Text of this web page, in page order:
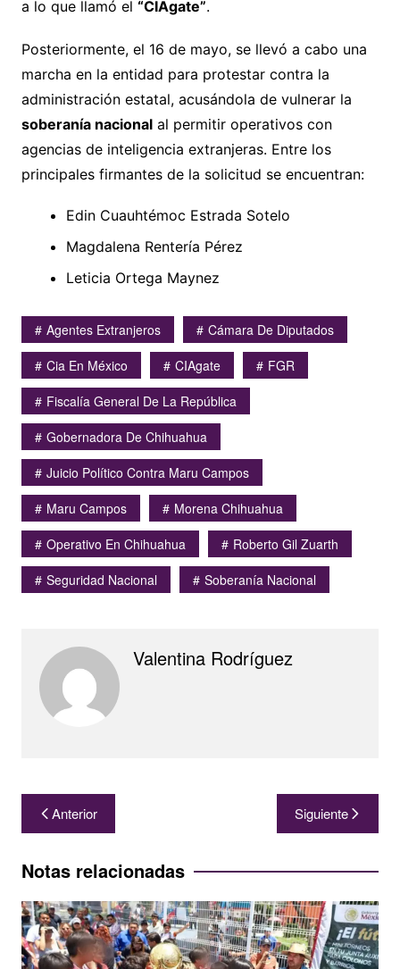
a lo que llamó el “CIAgate”.
Posteriormente, el 16 de mayo, se llevó a cabo una
marcha en la entidad para protestar contra la
administración estatal, acusándola de vulnerar la
soberanía nacionalal permitir operativos con
agencias de inteligencia extranjeras. Entre los
principales firmantes de la solicitud se encuentran:
Edin Cuauhtémoc Estrada Sotelo
Magdalena Rentería Pérez
Leticia Ortega Maynez
Agentes Extranjeros
Cámara De Diputados
Cia En México
CIAgate
FGR
Fiscalía General De La República
Gobernadora De Chihuahua
Juicio Político Contra Maru Campos
Maru Campos
Morena Chihuahua
Operativo En Chihuahua
Roberto Gil Zuarth
Seguridad Nacional
Soberanía Nacional
Valentina Rodríguez
Navegación
de
entradas
Anterior Siguiente
Notas relacionadas